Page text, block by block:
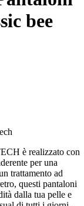
bee
è realizzato con
per una
trattamento ad
questi pantaloni
dalla tua pelle e